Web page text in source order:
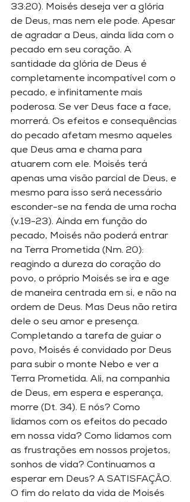
33:20). Moisés deseja ver a glória
de Deus, mas nem ele pode. Apesar
de agradar a Deus, ainda lida com o
pecado em seu coração. A
santidade da glória de Deus é
completamente incompatível com o
pecado, e infinitamente mais
poderosa. Se ver Deus face a face,
morrerá. Os efeitos e consequências
do pecado afetam mesmo aqueles
que Deus ama e chama para
atuarem com ele. Moisés terá
apenas uma visão parcial de Deus, e
mesmo para isso será necessário
esconder-se na fenda de uma rocha
(v.19-23). Ainda em função do
pecado, Moisés não poderá entrar
na Terra Prometida (Nm. 20):
reagindo a dureza do coração do
povo, o próprio Moisés se ira e age
de maneira centrada em si, e não na
ordem de Deus. Mas Deus não retira
dele o seu amor e presença.
Completando a tarefa de guiar o
povo, Moisés é convidado por Deus
para subir o monte Nebo e ver a
Terra Prometida. Ali, na companhia
de Deus, em espera e esperança,
morre (Dt. 34). E nós? Como
lidamos com os efeitos do pecado
em nossa vida? Como lidamos com
as frustrações em nossos projetos,
sonhos de vida? Continuamos a
esperar em Deus? A SATISFAÇÃO.
O fim do relato da vida de Moisés